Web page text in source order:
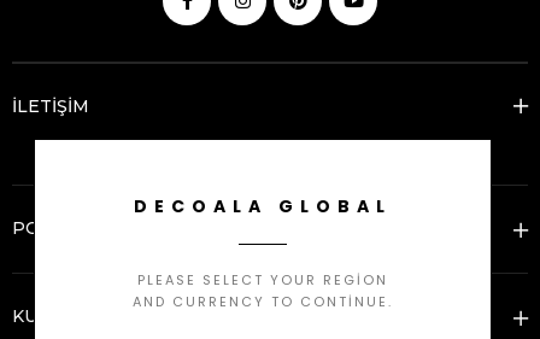
İLETİŞİM
POPÜLER KATEGORİLER
KURUMSAL
DECOALA GLOBAL
PLEASE SELECT YOUR REGION
AND CURRENCY TO CONTINUE.